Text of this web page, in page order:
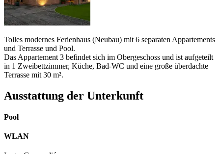
Tolles modernes Ferienhaus (Neubau) mit 6 separaten Appartements
und Terrasse und Pool.
Das Appartement 3 befindet sich im Obergeschoss und ist aufgeteilt
in 1 Zweibettzimmer, Küche, Bad-WC und eine große überdachte
Terrasse mit 30 m².
Ausstattung der Unterkunft
Pool
WLAN